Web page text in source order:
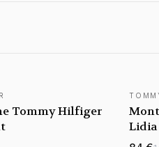
Tommy Hilfiger
Lidia